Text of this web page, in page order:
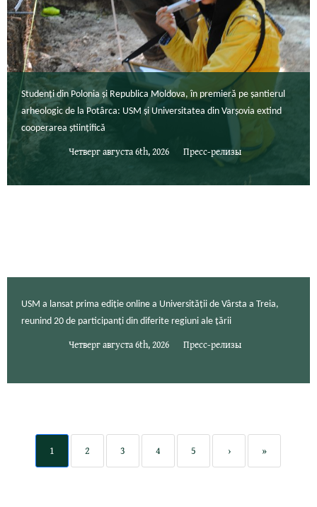
Studenți din Polonia și Republica Moldova, în premieră pe șantierul
arheologic de la Potârca: USM și Universitatea din Varșovia extind
cooperarea științifică
Четверг августа 6th, 2026 Пресс-релизы
USM a lansat prima ediție online a Universității de Vârsta a Treia,
reunind 20 de participanți din diferite regiuni ale țării
Четверг августа 6th, 2026 Пресс-релизы
1 2 3 4 5 › »